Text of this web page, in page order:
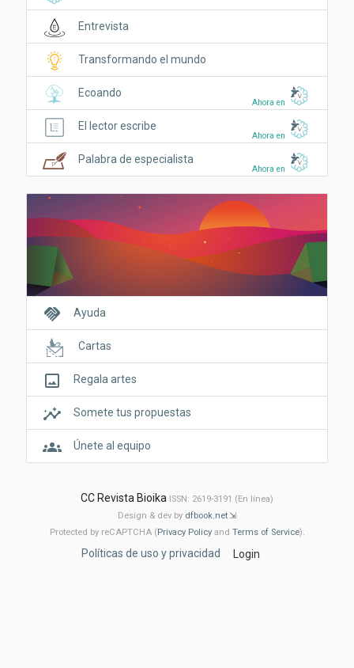
Entrevista
Transformando el mundo
Ahora en
Ecoando
Ahora en
El lector escribe
Ahora en
Palabra de especialista
handshake Ayuda
Cartas
crop_original Regala artes
insights Somete tus propuestas
groups Únete al equipo
CC Revista Bioika ISSN: 2619-3191 (En línea)
Design & dev by dfbook.net
Protected by reCAPTCHA ( Privacy Policyand Terms of Service).
Políticas de uso y privacidad Login